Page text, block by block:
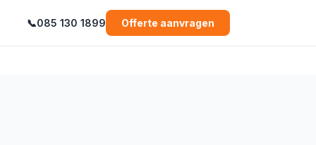
📞085 130 1899 Offerte aanvragen